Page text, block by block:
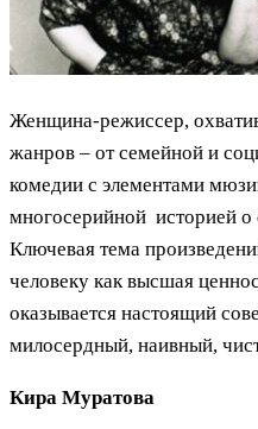
Женщина-режиссер,
жанров – от семейной и
комедии с элементами
многосерийной историей о
Ключевая тема
человеку как высшая
оказывается настоящий
милосердный, наивный,
Кира Муратова